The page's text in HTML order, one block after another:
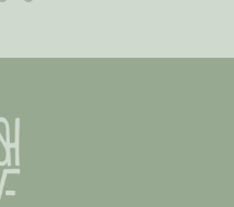
stronie